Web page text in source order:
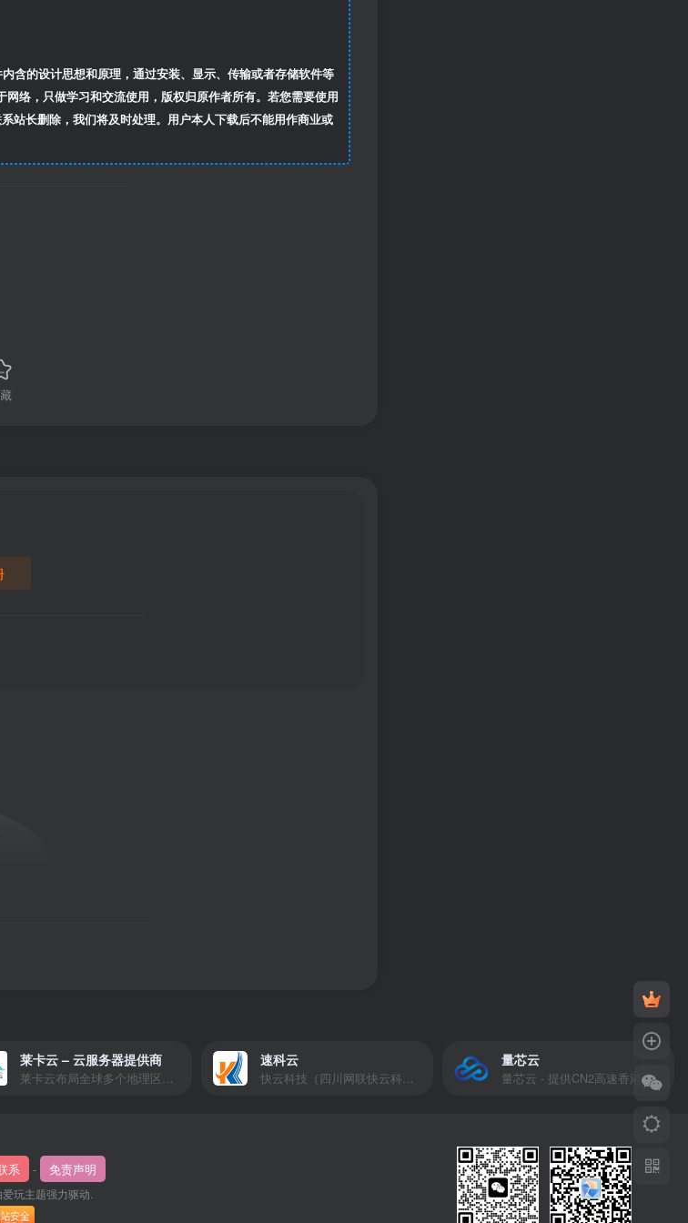
含的设计思想和原理，通过安装、显示、传输或者存储软件等
络，只做学习和交流使用，版权归原作者所有。若您需要使用
站长删除，我们将及时处理。用户本人下载后不能用作商业或
莱卡云 – 云服务器提供商
莱卡云布局全球多个地理区域。提供服务有：境外云服务器、国内云服务器、独立服务器、服务器托管、CDN、SSL证书、游戏服务器等业务。
速科云
快云科技（四川网联快云科技有限公司）成立于2021年，主营互联网业务平台服务提供商。公司专注为用户提供低价高性能云计算产品，致力于云计算应用的易用性开发，并引导云计算在国内普及
量芯云
量芯云 - 提供CN2高速香港美国云服务器&专业高防服务器租用等云服务器供应商
系 - 免责声明
爱玩主题强力驱动.